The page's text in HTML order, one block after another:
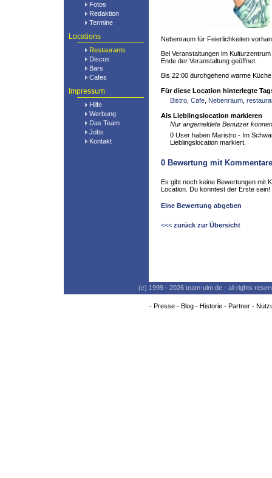
Fotos
Redaktion
Termine
Locations
Restaurants
Discos
Bars
Cafes
Impressum
Hilfe
Werbung
Das Team
Jobs
Kontakt
Nebenraum für Feierlichkeiten
Bei Veranstaltungen im
Ende der Veranstaltung geöffnet.
Bis 22:00 durchgehend warme
Für diese Location hinterlegte
Bistro Cafe Nebenraum
Als Lieblingslocation markieren
Nur angemeldete Benutzer
0 User haben Maristro - Im
Lieblingslocation markiert.
0 Bewertung mit
Es gibt noch keine Bewertungen mit
Location. Du könntest der Erste sein!
Eine Bewertung abgeben
<<< zurück zur Übersicht
(c) 1999 - 2026 team-ulm.de - all rights
- Presse- Blog- Historie- Partner-